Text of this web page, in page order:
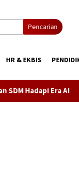
Pencarian
HR & EKBIS
Demokrat